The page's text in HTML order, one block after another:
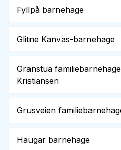
Fyllpå barnehage
Glitne Kanvas-barnehage
Granstua
Kristiansen
Grusveien
Haugar barnehage